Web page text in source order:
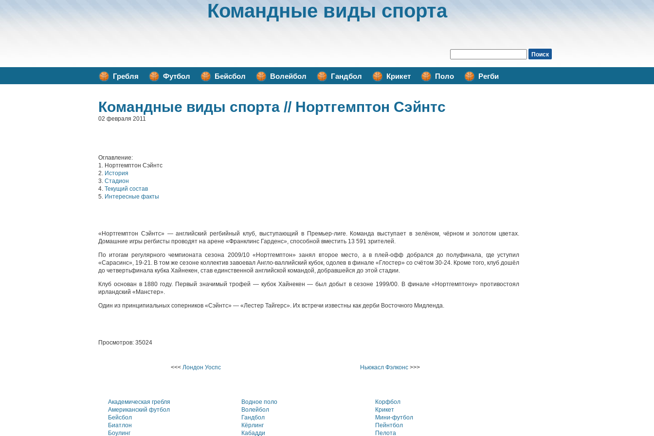
Командные виды спорта
Гребля Футбол Бейсбол Волейбол Гандбол Крикет Поло Регби
Командные виды спорта // Нортгемптон Сэйнтс
02 февраля 2011
Оглавление:
1. Нортгемптон Сэйнтс
2. История
3. Стадион
4. Текущий состав
5. Интересные факты
«Нортгемптон Сэйнтс» — английский регбийный клуб, выступающий в Премьер-лиге. Команда выступает в зелёном, чёрном и золотом цветах.
Домашние игры регбисты проводят на арене «Франклинс Гарденс», способной вместить 13 591 зрителей.
По итогам регулярного чемпионата сезона 2009/10 «Нортгемптон» занял второе место, а в плей-офф добрался до полуфинала, где уступил
«Сарасинс», 19-21. В том же сезоне коллектив завоевал Англо-валлийский кубок, одолев в финале «Глостер» со счётом 30-24. Кроме того, клуб дошёл
до четвертьфинала кубка Хайнекен, став единственной английской командой, добравшейся до этой стадии.
Клуб основан в 1880 году. Первый значимый трофей — кубок Хайнекен — был добыт в сезоне 1999/00. В финале «Нортгемптону» противостоял
ирландский «Манстер».
Один из принципиальных соперников «Сэйнтс» — «Лестер Тайгерс». Их встречи известны как дерби Восточного Мидленда.
Просмотров: 35024
<<< Лондон Уоспс Ньюкасл Фэлконс>>>
Академическая гребля
Американский футбол
Бейсбол
Биатлон
Боулинг
Водное поло
Волейбол
Гандбол
Кёрлинг
Кабадди
Корфбол
Крикет
Мини-футбол
Пейнтбол
Пелота